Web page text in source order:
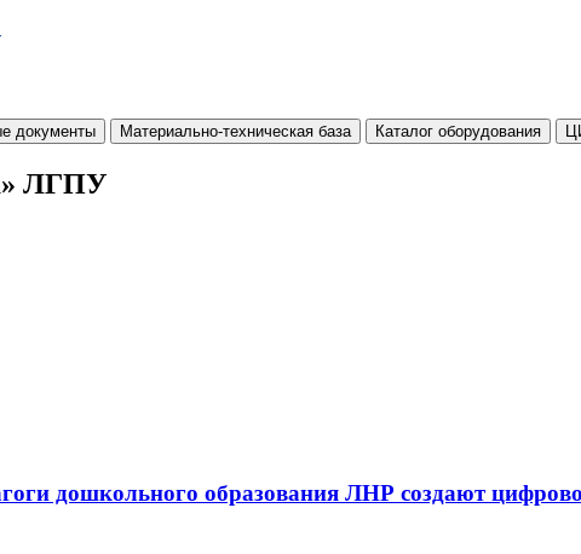
документы Материально-техническая база Каталог оборудования
ЛГПУ
дошкольного образования ЛНР создают